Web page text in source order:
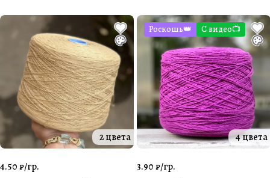
2 цвета
4.50 ₽/гр.
Роскошь👑 С видео📺
4 цвета
3.90 ₽/гр.